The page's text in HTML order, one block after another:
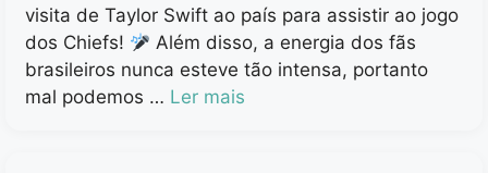
visita de Taylor Swift ao país para assistir ao jogo
dos Chiefs!
Além disso, a energia dos fãs
brasileiros nunca esteve tão intensa, portanto
mal podemos … Ler mais